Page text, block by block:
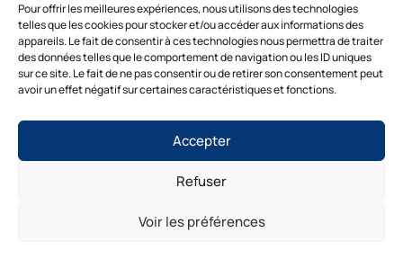
Pour offrir les meilleures expériences, nous utilisons des technologies
telles que les cookies pour stocker et/ou accéder aux informations des
appareils. Le fait de consentir à ces technologies nous permettra de traiter
des données telles que le comportement de navigation ou les ID uniques
sur ce site. Le fait de ne pas consentir ou de retirer son consentement peut
avoir un effet négatif sur certaines caractéristiques et fonctions.
Accepter
Refuser
Voir les préférences
Cavaillon : 04.84.85.88.94
Le Beausset : 04.94.38.22.19
© Mieux Bâtir – Tous droits réservés |
Politique de confidentialité|
Accessibilité
Besoin d’un diagnostic ?
Nos experts vous répondentsous 48h
1. Inspection gratuite →2. Devis clair →3.